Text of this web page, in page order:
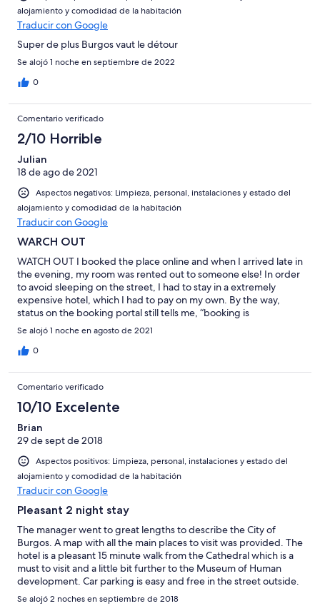
alojamiento y comodidad de la habitación
Traducir con Google
Super de plus Burgos vaut le détour
Se alojó 1 noche en septiembre de 2022
0
Comentario verificado
2/10 Horrible
Julian
18 de ago de 2021
Aspectos negativos: Limpieza, personal, instalaciones y estado del
alojamiento y comodidad de la habitación
Traducir con Google
WARCH OUT
WATCH OUT I booked the place online and when I arrived late in
the evening, my room was rented out to someone else! In order
to avoid sleeping on the street, I had to stay in a extremely
expensive hotel, which I had to pay on my own. By the way,
status on the booking portal still tells me, “booking is
guaranteed”.
Se alojó 1 noche en agosto de 2021
0
Comentario verificado
10/10 Excelente
Brian
29 de sept de 2018
Aspectos positivos: Limpieza, personal, instalaciones y estado del
alojamiento y comodidad de la habitación
Traducir con Google
Pleasant 2 night stay
The manager went to great lengths to describe the City of
Burgos. A map with all the main places to visit was provided. The
hotel is a pleasant 15 minute walk from the Cathedral which is a
must to visit and a little bit further to the Museum of Human
development. Car parking is easy and free in the street outside.
The room and facilities are comfortable and pleasant.
Se alojó 2 noches en septiembre de 2018